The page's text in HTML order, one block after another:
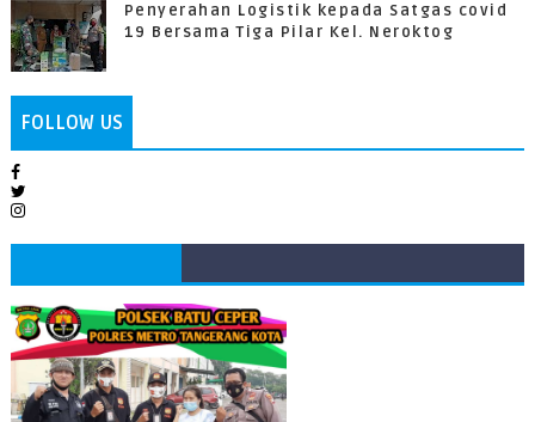
Penyerahan Logistik kepada Satgas covid
19 Bersama Tiga Pilar Kel. Neroktog
FOLLOW US